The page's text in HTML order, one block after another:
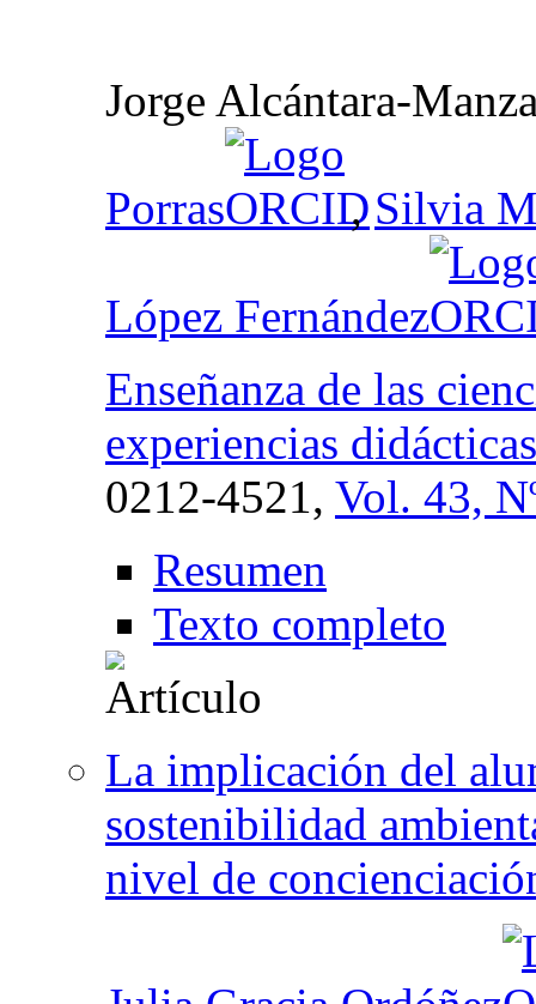
Jorge Alcántara-
Porras ,Silvia
López Fernández
Enseñanza de las
experiencias didácticas
0212-4521, Vol. 43,
Resumen
Texto completo
La implicación del
sostenibilidad
nivel de